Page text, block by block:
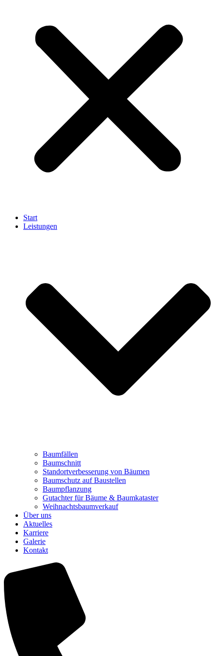
Start
Leistungen
Baumfällen
Baumschnitt
Standortverbesserung von Bäumen
Baumschutz auf Baustellen
Baumpflanzung
Gutachter für Bäume & Baumkataster
Weihnachtsbaumverkauf
Über uns
Aktuelles
Karriere
Galerie
Kontakt